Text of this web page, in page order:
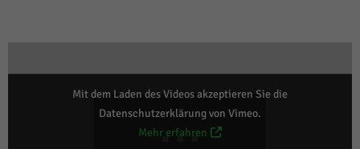
Mit dem Laden des Videos akzeptieren Sie die
Datenschutzerklärung von Vimeo.
Mehr erfahren